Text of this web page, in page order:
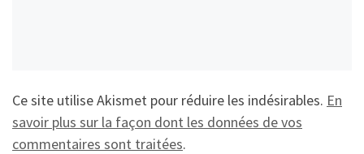
Ce site utilise Akismet pour réduire les indésirables. En
savoir plus sur la façon dont les données de vos
commentaires sont traitées.